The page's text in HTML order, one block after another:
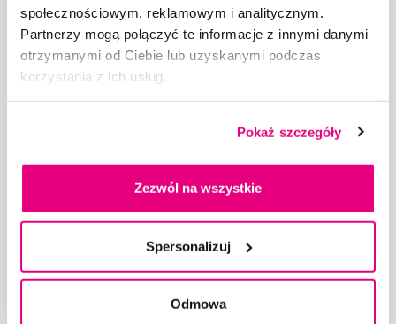
społecznościowym, reklamowym i analitycznym.
Partnerzy mogą połączyć te informacje z innymi danymi
otrzymanymi od Ciebie lub uzyskanymi podczas
korzystania z ich usług.
Pokaż szczegóły
Zezwól na wszystkie
Spersonalizuj
Odmowa
Nowości i oferty
Zapisz się
Chcę otrzymywać informacje o nowościach i ofertach specjalnych i